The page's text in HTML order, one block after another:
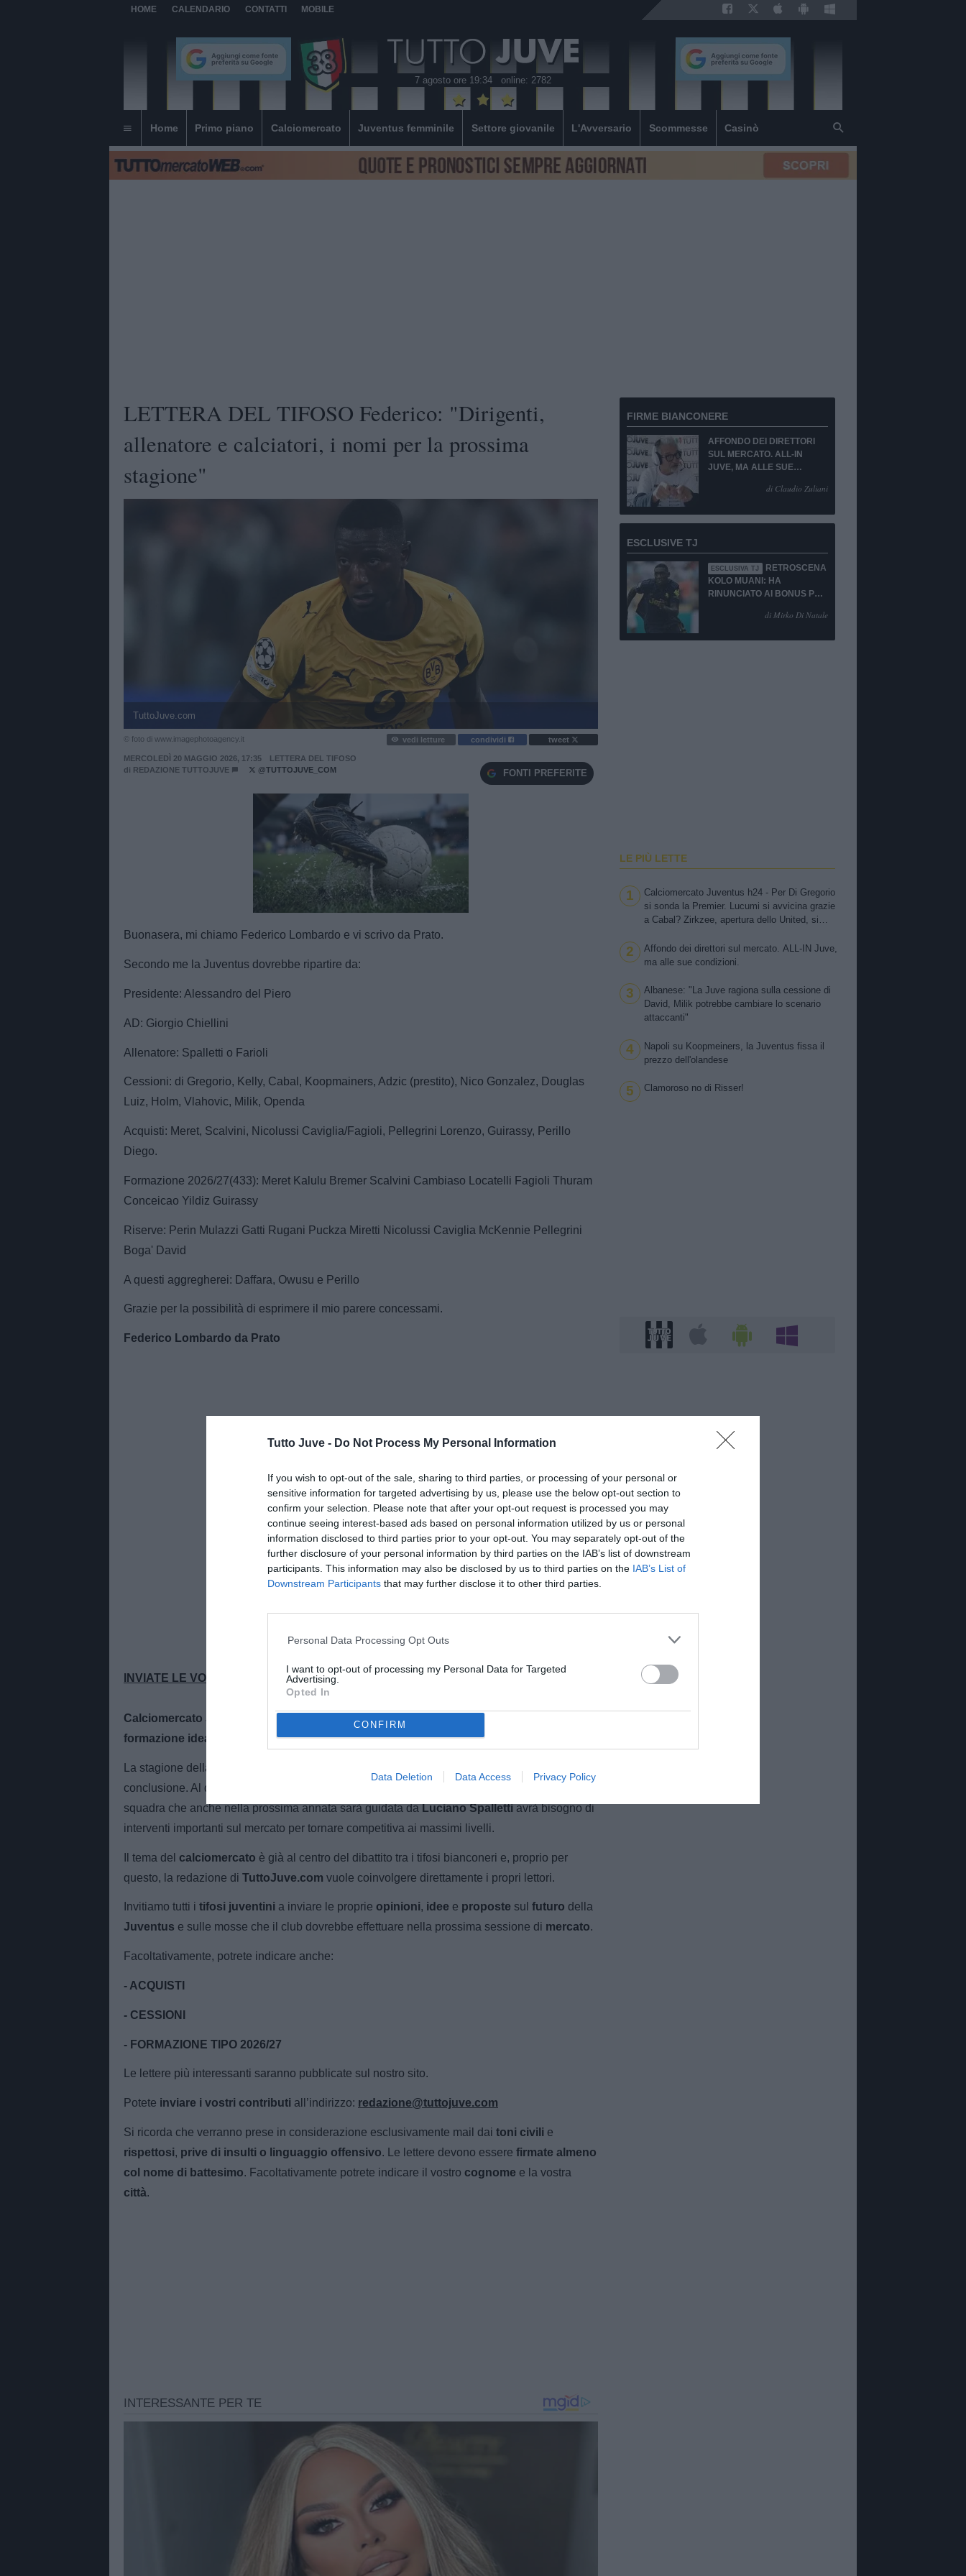
Tutto Juve - Do Not Process My Personal Information
If you wish to opt-out of the sale, sharing to third parties, or processing of your personal or
sensitive information for targeted advertising by us, please use the below opt-out section to
confirm your selection. Please note that after your opt-out request is processed you may
continue seeing interest-based ads based on personal information utilized by us or personal
information disclosed to third parties prior to your opt-out. You may separately opt-out of the
further disclosure of your personal information by third parties on the IAB’s list of downstream
participants. This information may also be disclosed by us to third parties on the IAB’s List of
Downstream Participants that may further disclose it to other third parties.
Personal Data Processing Opt Outs
I want to opt-out of processing my Personal Data for Targeted
Advertising.
Opted In
CONFIRM
Data Deletion Data Access Privacy Policy
HOME CALENDARIO CONTATTI MOBILE
7 agosto ore 19:34 online: 2782
Home Primo piano Calciomercato Juventus femminile Settore giovanile L'Avversario Scommesse Casinò
LETTERA DEL TIFOSO Federico: "Dirigenti,
allenatore e calciatori, i nomi per la prossima
stagione"
TuttoJuve.com
© foto di www.imagephotoagency.it vedi letture condividi tweet
MERCOLEDÌ 20 MAGGIO 2026, 17:35
LETTERA DEL TIFOSO
di REDAZIONE TUTTOJUVE @TUTTOJUVE_COM FONTI PREFERITE
Unmute
100.00%
Buonasera, mi chiamo Federico Lombardo e vi scrivo da Prato.
Secondo me la Juventus dovrebbe ripartire da:
Presidente: Alessandro del Piero
AD: Giorgio Chiellini
Allenatore: Spalletti o Farioli
Cessioni: di Gregorio, Kelly, Cabal, Koopmainers, Adzic (prestito), Nico Gonzalez, Douglas
Luiz, Holm, Vlahovic, Milik, Openda
Acquisti: Meret, Scalvini, Nicolussi Caviglia/Fagioli, Pellegrini Lorenzo, Guirassy, Perillo
Diego.
Formazione 2026/27(433): Meret Kalulu Bremer Scalvini Cambiaso Locatelli Fagioli Thuram
Conceicao Yildiz Guirassy
Riserve: Perin Mulazzi Gatti Rugani Puckza Miretti Nicolussi Caviglia McKennie Pellegrini
Boga' David
A questi aggregherei: Daffara, Owusu e Perillo
Grazie per la possibilità di esprimere il mio parere concessami.
Federico Lombardo da Prato
INVIATE LE VOSTRE LETTERE
Calciomercato Juventus 2026/27, le proposte dei tifosi alla società: acquisti, cessioni e
formazione ideale. Dite la vostra!
La stagione della
conclusione. Al di là dell’esito finale della corsa Champions, appare evidente come la
squadra che anche nella prossima annata sarà guidata daLuciano Spallettiavrà bisogno di
interventi importanti sul mercato per tornare competitiva ai massimi livelli.
Il tema del calciomercato è già al centro del dibattito tra i tifosi bianconeri e, proprio per
questo, la redazione di TuttoJuve.com vuole coinvolgere direttamente i propri lettori.
Invitiamo tutti i tifosi juventini a inviare le proprie opinioni, idee e proposte sul futuro della
Juventus e sulle mosse che il club dovrebbe effettuare nella prossima sessione di mercato.
Facoltativamente, potrete indicare anche:
- ACQUISTI
- CESSIONI
- FORMAZIONE TIPO 2026/27
Le lettere più interessanti saranno pubblicate sul nostro sito.
Potete inviare i vostri contributi all’indirizzo: redazione@tuttojuve.com
Si ricorda che verranno prese in considerazione esclusivamente mail dai toni civili e
rispettosi, prive di insulti o linguaggio offensivo. Le lettere devono essere firmate almeno
col nome di battesimo. Facoltativamente potrete indicare il vostro cognome e la vostra
città.
FIRME BIANCONERE
AFFONDO DEI DIRETTORI
SUL MERCATO. ALL-IN
JUVE, MA ALLE SUE
di Claudio Zuliani
ESCLUSIVE TJ
ESCLUSIVA TJ
RETROSCENA
KOLO MUANI: HA
RINUNCIATO AI BONUS PUR
di Mirko Di Natale
LE PIÙ LETTE
1
Calciomercato Juventus h24 - Per Di Gregorio
si sonda la Premier. Lucumi si avvicina grazie
a Cabal? Zirkzee, apertura dello United, si
2
Affondo dei direttori sul mercato. ALL-IN Juve,
ma alle sue condizioni.
3
Albanese: "La Juve ragiona sulla cessione di
David, Milik potrebbe cambiare lo scenario
attaccanti"
4
Napoli su Koopmeiners, la Juventus fissa il
prezzo dell'olandese
5 Clamoroso no di Risser!